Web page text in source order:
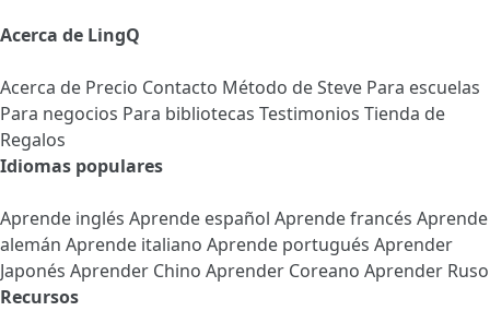
Acerca de LingQ
Acerca de Precio Contacto Método de Steve Para escuelas
Para negocios Para bibliotecas Testimonios Tienda de
Regalos
Idiomas populares
Aprende inglés Aprende español Aprende francés Aprende
alemán Aprende italiano Aprende portugués Aprender
Japonés Aprender Chino Aprender Coreano Aprender Ruso
Recursos